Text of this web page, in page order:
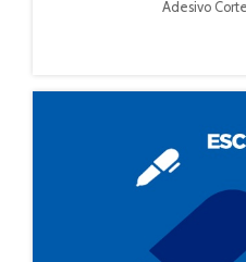
Adesivo